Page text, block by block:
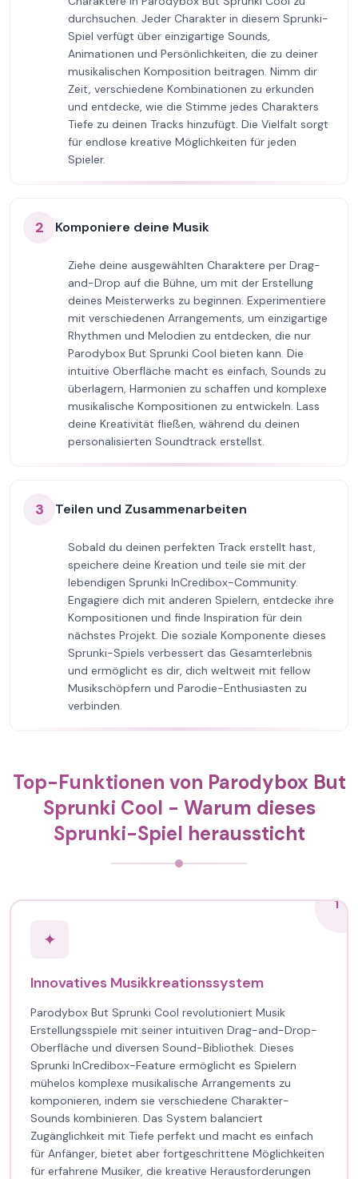
durchsuchen. Jeder Charakter in diesem Sprunki-
Spiel verfügt über einzigartige Sounds,
Animationen und Persönlichkeiten, die zu deiner
musikalischen Komposition beitragen. Nimm dir
Zeit, verschiedene Kombinationen zu erkunden
und entdecke, wie die Stimme jedes Charakters
Tiefe zu deinen Tracks hinzufügt. Die Vielfalt sorgt
für endlose kreative Möglichkeiten für jeden
Spieler.
2 Komponiere deine Musik
Ziehe deine ausgewählten Charaktere per Drag-
and-Drop auf die Bühne, um mit der Erstellung
deines Meisterwerks zu beginnen. Experimentiere
mit verschiedenen Arrangements, um einzigartige
Rhythmen und Melodien zu entdecken, die nur
Parodybox But Sprunki Cool bieten kann. Die
intuitive Oberfläche macht es einfach, Sounds zu
überlagern, Harmonien zu schaffen und komplexe
musikalische Kompositionen zu entwickeln. Lass
deine Kreativität fließen, während du deinen
personalisierten Soundtrack erstellst.
3 Teilen und Zusammenarbeiten
Sobald du deinen perfekten Track erstellt hast,
speichere deine Kreation und teile sie mit der
lebendigen Sprunki InCredibox-Community.
Engagiere dich mit anderen Spielern, entdecke ihre
Kompositionen und finde Inspiration für dein
nächstes Projekt. Die soziale Komponente dieses
Sprunki-Spiels verbessert das Gesamterlebnis
und ermöglicht es dir, dich weltweit mit fellow
Musikschöpfern und Parodie-Enthusiasten zu
verbinden.
Top-Funktionen von Parodybox But
Sprunki Cool - Warum dieses
Sprunki-Spiel heraussticht
1
✦
Innovatives Musikkreationssystem
Parodybox But Sprunki Cool revolutioniert Musik
Erstellungsspiele mit seiner intuitiven Drag-and-Drop-
Oberfläche und diversen Sound-Bibliothek. Dieses
Sprunki InCredibox-Feature ermöglicht es Spielern
mühelos komplexe musikalische Arrangements zu
komponieren, indem sie verschiedene Charakter-
Sounds kombinieren. Das System balanciert
Zugänglichkeit mit Tiefe perfekt und macht es einfach
für Anfänger, bietet aber fortgeschrittene Möglichkeiten
für erfahrene Musiker, die kreative Herausforderungen